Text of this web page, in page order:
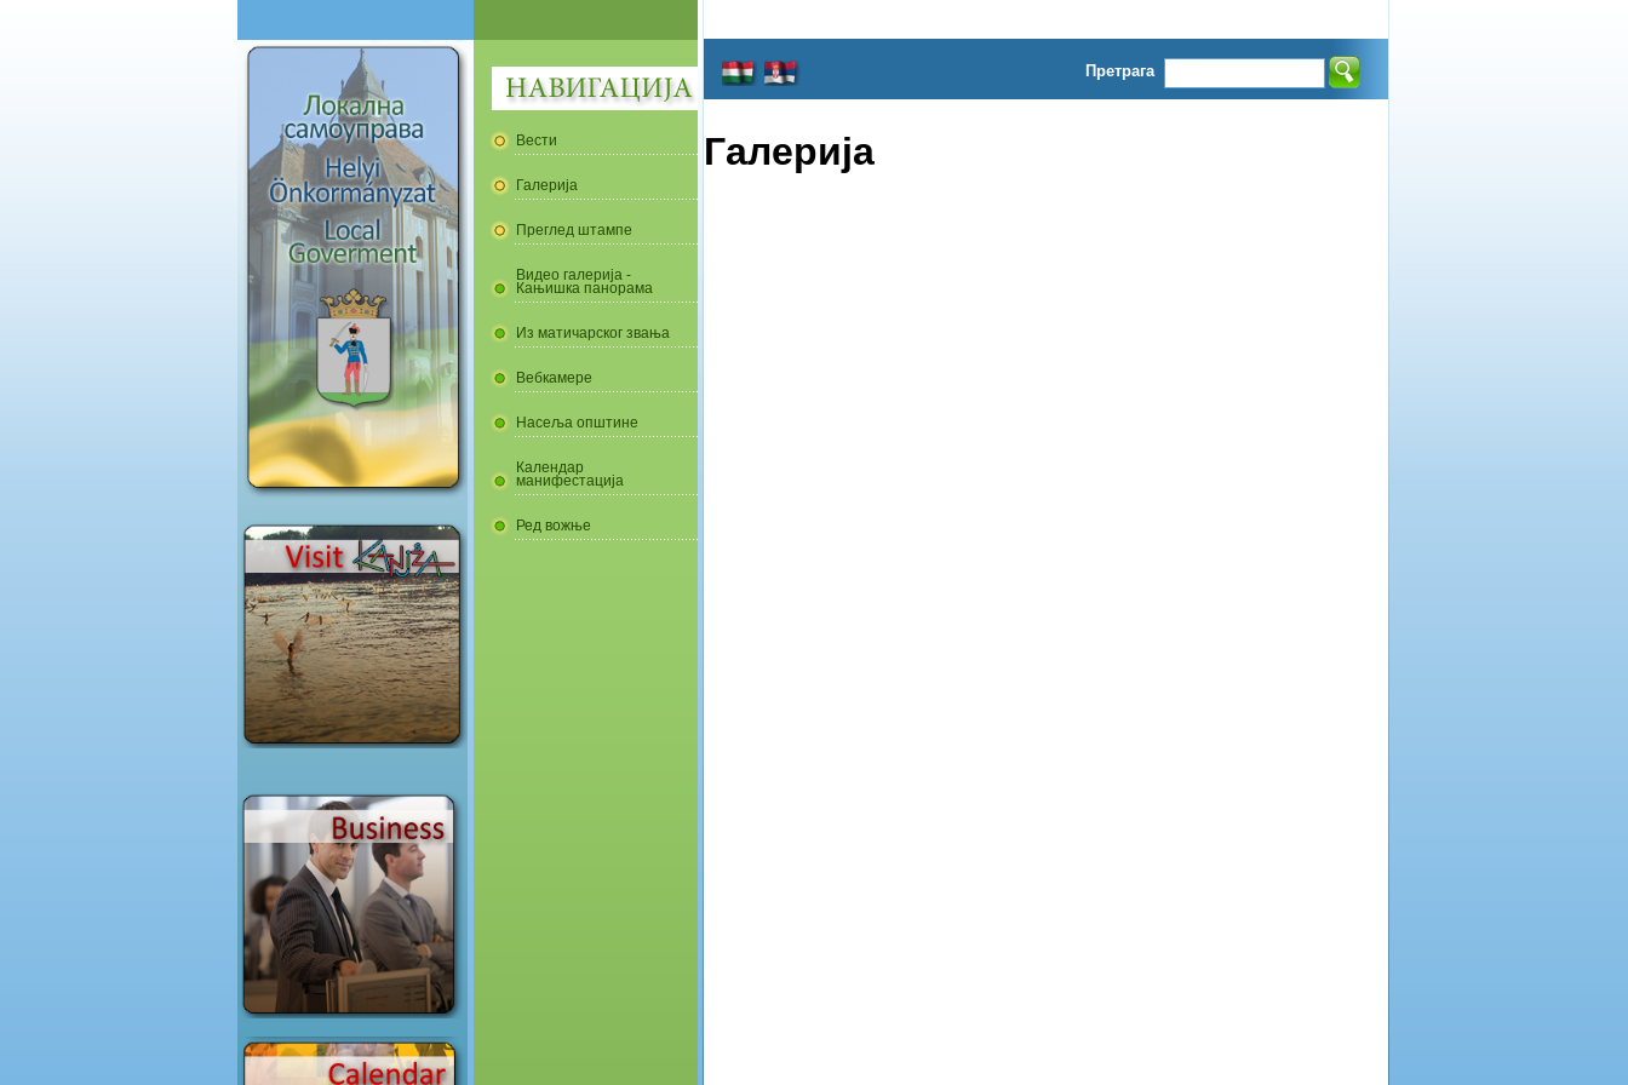
Вести
Галерија
Преглед штампе
Видео галерија -
Кањишка панорама
Из матичарског звања
Вебкамере
Насеља општине
Календар
манифестација
Ред вожње
Претрага
Галерија